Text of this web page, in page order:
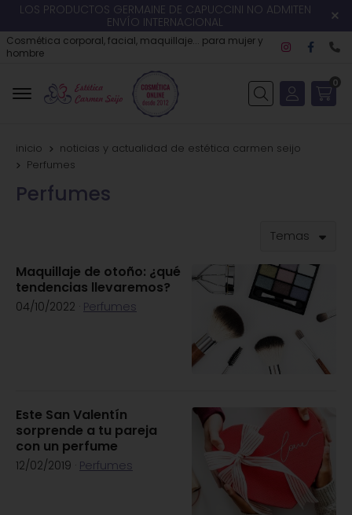
LOS PRODUCTOS GERMAINE DE CAPUCCINI NO ADMITEN
ENVÍO INTERNACIONAL
Cosmética corporal, facial, maquillaje... para mujer y
hombre
Buscar
0
inicio
noticias y actualidad de estética carmen seijo
Perfumes
Perfumes
Temas
Maquillaje de otoño: ¿qué
tendencias llevaremos?
04/10/2022 · Perfumes
Este San Valentín
sorprende a tu pareja
con un perfume
12/02/2019 · Perfumes